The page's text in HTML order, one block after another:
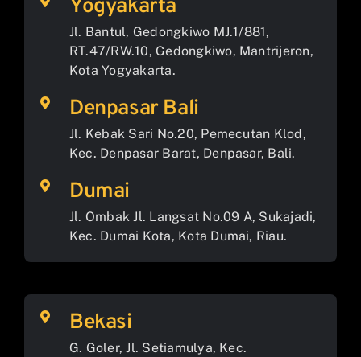
Yogyakarta
Jl. Bantul, Gedongkiwo MJ.1/881,
RT.47/RW.10, Gedongkiwo, Mantrijeron,
Kota Yogyakarta.
Denpasar Bali
Jl. Kebak Sari No.20, Pemecutan Klod,
Kec. Denpasar Barat, Denpasar, Bali.
Dumai
Jl. Ombak Jl. Langsat No.09 A, Sukajadi,
Kec. Dumai Kota, Kota Dumai, Riau.
Bekasi
G. Goler, Jl. Setiamulya, Kec.